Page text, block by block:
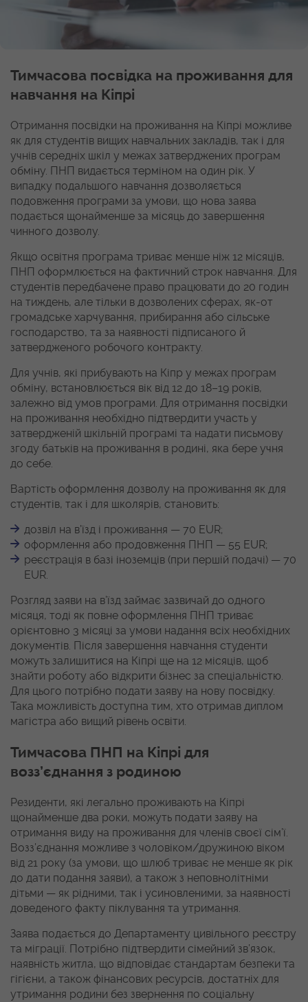
Тимчасова посвідка на проживання для
навчання на Кіпрі
Отримання посвідки на проживання на Кіпрі можливе
як для студентів вищих навчальних закладів, так і для
учнів середніх шкіл у межах затверджених програм
обміну. ПНП видається терміном на один рік. У
випадку подальшого навчання дозволяється
подовження програми за умови, що нова заява
подається щонайменше за місяць до завершення
чинного дозволу.
Якщо освітня програма триває менше ніж 12 місяців,
ПНП оформлюється на фактичний строк навчання. Для
студентів передбачене право працювати до 20 годин
на тиждень, але тільки в дозволених сферах, як-от
громадське харчування, прибирання або сільське
господарство, та за наявності підписаного й
затвердженого робочого контракту.
Для учнів, які прибувають на Кіпр у межах програм
обміну, встановлюється вік від 12 до 18–19 років,
залежно від умов програми. Для отримання посвідки
на проживання необхідно підтвердити участь у
затвердженій шкільній програмі та надати письмову
згоду батьків на проживання в родині, яка бере учня
до себе.
Вартість оформлення дозволу на проживання як для
студентів, так і для школярів, становить:
дозвіл на в’їзд і проживання — 70 EUR;
оформлення або продовження ПНП — 55 EUR;
реєстрація в базі іноземців (при першій подачі) — 70
EUR.
Розгляд заяви на в’їзд займає зазвичай до одного
місяця, тоді як повне оформлення ПНП триває
орієнтовно 3 місяці за умови надання всіх необхідних
документів. Після завершення навчання студенти
можуть залишитися на Кіпрі ще на 12 місяців, щоб
знайти роботу або відкрити бізнес за спеціальністю.
Для цього потрібно подати заяву на нову посвідку.
Така можливість доступна тим, хто отримав диплом
магістра або вищий рівень освіти.
Тимчасова ПНП на Кіпрі для
возз’єднання з родиною
Резиденти, які легально проживають на Кіпрі
щонайменше два роки, можуть подати заяву на
отримання виду на проживання для членів своєї сім’ї.
Возз’єднання можливе з чоловіком/дружиною віком
від 21 року (за умови, що шлюб триває не менше як рік
до дати подання заяви), а також з неповнолітніми
дітьми — як рідними, так і усиновленими, за наявності
доведеного факту піклування та утримання.
Заява подається до Департаменту цивільного реєстру
та міграції. Потрібно підтвердити сімейний зв’язок,
наявність житла, що відповідає стандартам безпеки та
гігієни, а також фінансових ресурсів, достатніх для
утримання родини без звернення по соціальну